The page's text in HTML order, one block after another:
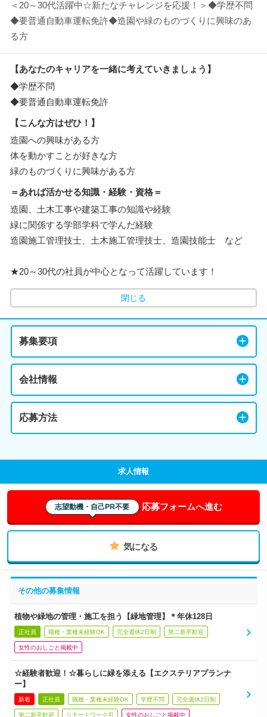
＜20～30代活躍中☆新たなチャレンジを応援！＞◆学歴不問
◆要普通自動車運転免許◆造園や緑のものづくりに興味のあ
る方
【あなたのキャリアを一緒に考えていきましょう】
◆学歴不問
◆要普通自動車運転免許
【こんな方はぜひ！】
造園への興味がある方
体を動かすことが好きな方
緑のものづくりに興味がある方
＝あれば活かせる知識・経験・資格＝
造園、土木工事や建築工事の知識や経験
緑に関係する学部学科で学んだ経験
造園施工管理技士、土木施工管理技士、造園技能士 など
★20～30代の社員が中心となって活躍しています！
閉じる
募集要項
会社情報
応募方法
求人情報
志望動機・自己PR不要 応募フォームへ進む
気になる
その他の募集情報
植物や緑地の管理・施工を担う【緑地管理】＊年休128日
正社員 職種・業種未経験OK 完全週休2日制 第二新卒歓迎
女性のおしごと掲載中
☆経験者歓迎！☆暮らしに緑を添える【エクステリアプランナ
ー】
新着 正社員 職種・業種未経験OK 学歴不問 完全週休2日制
第二新卒歓迎 リモートワーク可 女性のおしごと掲載中